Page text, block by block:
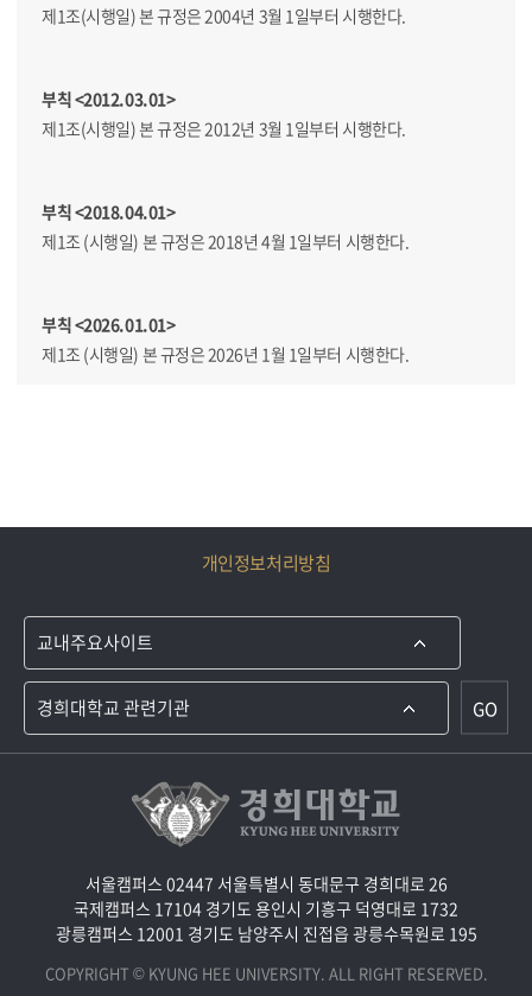
제1조(시행일) 본 규정은 2004년 3월 1일부터 시행한다.
부칙 <2012.03.01>
제1조(시행일) 본 규정은 2012년 3월 1일부터 시행한다.
부칙 <2018.04.01>
제1조 (시행일) 본 규정은 2018년 4월 1일부터 시행한다.
부칙 <2026.01.01>
제1조 (시행일) 본 규정은 2026년 1월 1일부터 시행한다.
개인정보처리방침
GO
서울캠퍼스 02447 서울특별시 동대문구 경희대로 26
국제캠퍼스 17104 경기도 용인시 기흥구 덕영대로 1732
광릉캠퍼스 12001 경기도 남양주시 진접읍 광릉수목원로 195
COPYRIGHT © KYUNG HEE UNIVERSITY. ALL RIGHT RESERVED.